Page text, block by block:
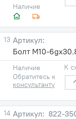
Наличие
13
Болт М10-
Наличие
Обратитесь к
консультанту
К
14
822-